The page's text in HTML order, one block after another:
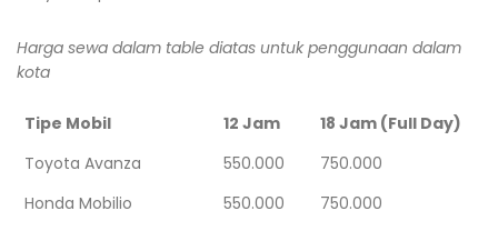
Harga sewa dalam table diatas untuk penggunaan dalam
kota
Tipe Mobil 12 Jam
18 Jam (Full Day)
Toyota Avanza
550.000
750.000
Honda Mobilio
550.000
750.000